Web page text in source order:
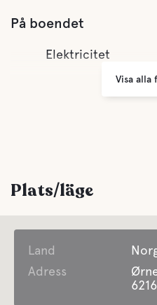
På boendet
Elektricitet
Visa
Plats/läge
Land
Adress